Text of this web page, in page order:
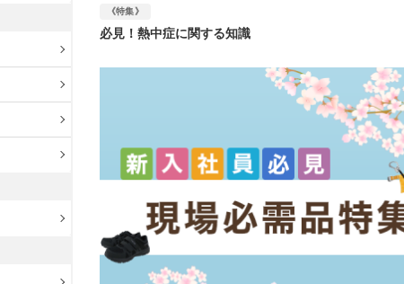
《特集》
必見！熱中症に関する知識